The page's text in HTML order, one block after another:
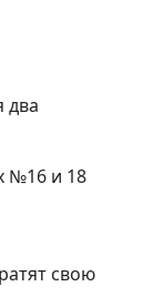
№16 и 18
свою